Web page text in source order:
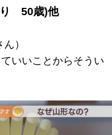
50歳)他
）
いいことからそうい